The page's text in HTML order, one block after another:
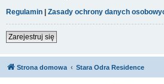
Regulamin | Zasady ochrony danych
Zarejestruj się
Strona domowa Stara Odra Residence